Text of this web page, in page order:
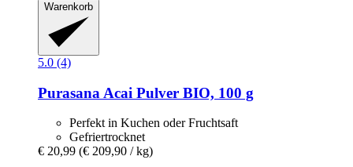
Warenkorb
5.0 (4)
Purasana Acai Pulver BIO, 100 g
Perfekt in Kuchen oder Fruchtsaft
Gefriertrocknet
€ 20,99 (€ 209,90 / kg)